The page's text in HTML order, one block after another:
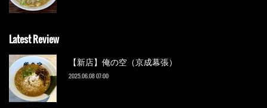
Latest Review
【新店】俺の空（京成幕張）
2025.06.08 07:00